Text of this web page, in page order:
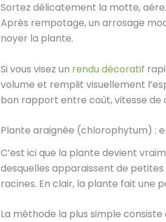
Sortez délicatement la motte,
Après rempotage, un arrosage
noyer la plante.
Si vous visez un rendu décoratif
volume et remplit visuellement
bon rapport entre coût, vitesse de
Plante araignée (chlorophytum) :
C’est ici que la plante devient
desquelles apparaissent de
racines. En clair, la plante fait une
La méthode la plus simple